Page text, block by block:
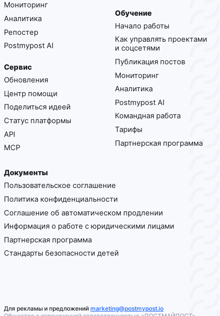
Мониторинг
Аналитика
Репостер
Postmypost AI
Сервис
Обновления
Центр помощи
Поделиться идеей
Статус платформы
API
MCP
Обучение
Начало работы
Как управлять проектами
и соцсетями
Публикация постов
Мониторинг
Аналитика
Postmypost AI
Командная работа
Тарифы
Партнерская программа
Документы
Пользовательское соглашение
Политика конфиденциальности
Соглашение об автоматическом продлении
Информация о работе с юридическими лицами
Партнерская программа
Стандарты безопасности детей
Для рекламы и предложений marketing@postmypost.io